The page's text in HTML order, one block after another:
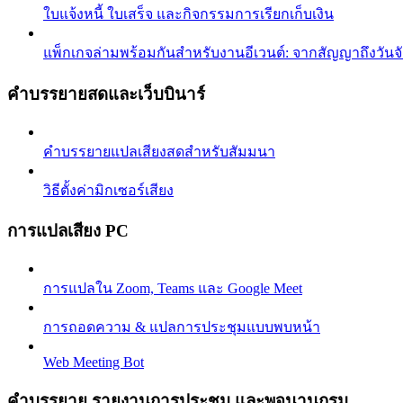
ใบแจ้งหนี้ ใบเสร็จ และกิจกรรมการเรียกเก็บเงิน
แพ็กเกจล่ามพร้อมกันสำหรับงานอีเวนต์: จากสัญญาถึงวัน
คำบรรยายสดและเว็บบินาร์
คำบรรยายแปลเสียงสดสำหรับสัมมนา
วิธีตั้งค่ามิกเซอร์เสียง
การแปลเสียง PC
การแปลใน Zoom, Teams และ Google Meet
การถอดความ & แปลการประชุมแบบพบหน้า
Web Meeting Bot